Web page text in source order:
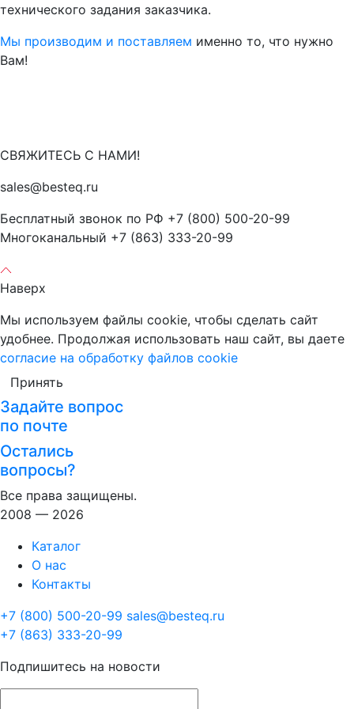
технического задания заказчика.
Мы производим и поставляем именно то, что нужно
Вам!
СВЯЖИТЕСЬ С НАМИ!
sales@besteq.ru
Бесплатный звонок по РФ +7 (800) 500-20-99
Многоканальный +7 (863) 333-20-99
Наверх
Мы используем файлы cookie, чтобы сделать сайт
удобнее. Продолжая использовать наш сайт, вы даете
согласие на обработку файлов cookie
Принять
Задайте вопрос
по почте
Остались
вопросы?
Все права защищены.
2008 — 2026
Каталог
О нас
Контакты
+7 (800) 500-20-99 sales@besteq.ru
+7 (863) 333-20-99
Подпишитесь на новости